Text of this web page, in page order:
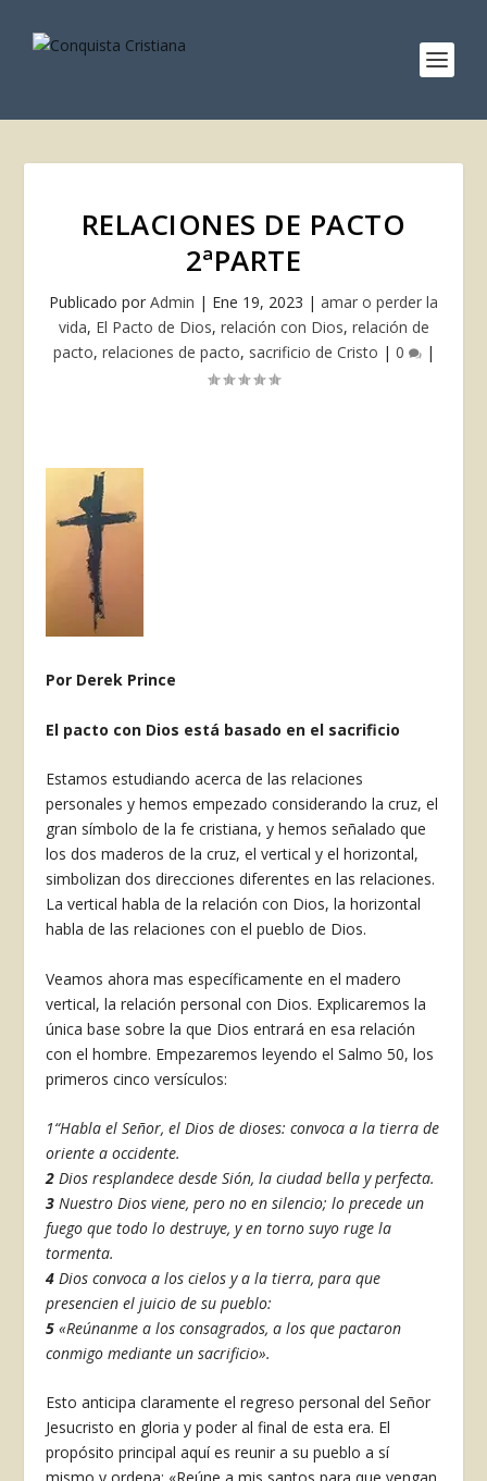
RELACIONES DE PACTO
2ªPARTE
Publicado por Admin | Ene 19, 2023 | amar o perder la
vida, El Pacto de Dios, relación con Dios, relación de
pacto, relaciones de pacto, sacrificio de Cristo | 0 |
Por Derek Prince
El pacto con Dios está basado en el sacrificio
Estamos estudiando acerca de las relaciones
personales y hemos empezado considerando la cruz, el
gran símbolo de la fe cristiana, y hemos señalado que
los dos maderos de la cruz, el vertical y el horizontal,
simbolizan dos direcciones diferentes en las relaciones.
La vertical habla de la relación con Dios, la horizontal
habla de las relaciones con el pueblo de Dios.
Veamos ahora mas específicamente en el madero
vertical, la relación personal con Dios. Explicaremos la
única base sobre la que Dios entrará en esa relación
con el hombre. Empezaremos leyendo el Salmo 50, los
primeros cinco versículos:
1“Habla el Señor, el Dios de dioses: convoca a la tierra de
oriente a occidente.
2Dios resplandece desde Sión, la ciudad bella y perfecta.
3Nuestro Dios viene, pero no en silencio; lo precede un
fuego que todo lo destruye, y en torno suyo ruge la
tormenta.
4Dios convoca a los cielos y a la tierra, para que
presencien el juicio de su pueblo:
5«Reúnanme a los consagrados, a los que pactaron
conmigo mediante un sacrificio».
Esto anticipa claramente el regreso personal del Señor
Jesucristo en gloria y poder al final de esta era. El
propósito principal aquí es reunir a su pueblo a sí